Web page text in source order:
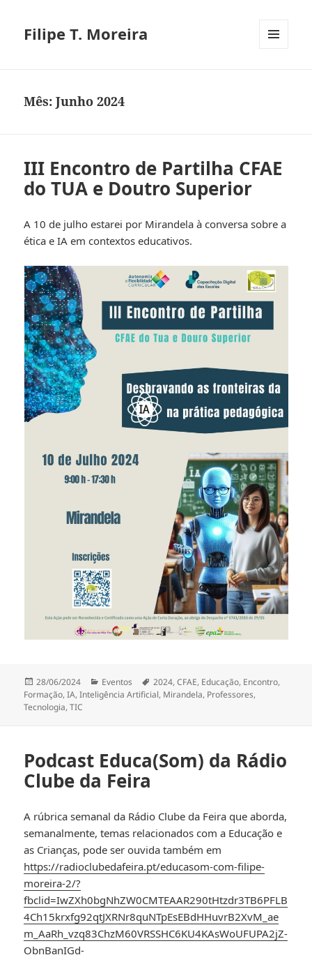
Filipe T. Moreira
Mês:Junho 2024
III Encontro de Partilha CFAE
do TUA e Doutro Superior
A 10 de julho estarei por Mirandela à conversa sobre a
ética e IA em contextos educativos.
Publicado
a
28/06/2024 Categorias
Eventos Etiquetas
2024,CFAE, Educação, Encontro,
Formação,IA,Inteligência Artificial, Mirandela, Professores,
Tecnologia,TIC
Podcast Educa(Som) da Rádio
Clube da Feira
A rúbrica semanal da Rádio Clube da Feira que aborda,
semanalmente, temas relacionados com a Educação e
as Crianças, pode ser ouvida também em
https://radioclubedafeira.pt/educasom-com-filipe-
moreira-2/?
fbclid=IwZXh0bgNhZW0CMTEAAR290tHtzdr3TB6PFLB
4Ch15krxfg92qtJXRNr8quNTpEsEBdHHuvrB2XvM_ae
m_AaRh_vzq83ChzM60VRSSHC6KU4KAsWoUFUPA2jZ-
ObnBanIGd-